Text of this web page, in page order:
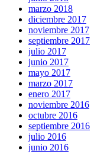
marzo 2018
diciembre 2017
noviembre 2017
septiembre 2017
julio 2017
junio 2017
mayo 2017
marzo 2017
enero 2017
noviembre 2016
octubre 2016
septiembre 2016
julio 2016
junio 2016